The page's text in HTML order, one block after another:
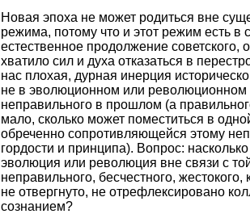
Новая эпоха не может родиться вне
режима, потому что и этот режим есть в
естественное продолжение советского,
хватило сил и духа отказаться в
нас плохая, дурная инерция
не в эволюционном или революционном
неправильного в прошлом (а
мало, сколько может поместиться в
обреченно сопротивляющейся этому
гордости и принципа). Вопрос:
эволюция или революция вне связи с
неправильного, бесчестного,
не отвергнуто, не отрефлексировано
сознанием?